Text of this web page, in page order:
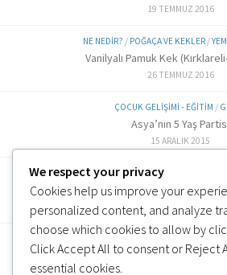
19 TEMMUZ 2016
NE NEDIR? / POĞAÇA VE KEKLER/
Vanilyalı Pamuk Kek
26 TEMMUZ 2016
ÇOCUK GELIŞIMI - EĞITIM /
Asya’nın 5 Yaş
15 ARALIK 2015
ALTERNATIF TARIFLER
Labne Peynir Yapımı (6
3 OCAK 2019
We respect your privacy
Cookies help us improve your
personalized content, and analyze
choose which cookies to allow by
ClickAccept All to consent or Reject
essential cookies.